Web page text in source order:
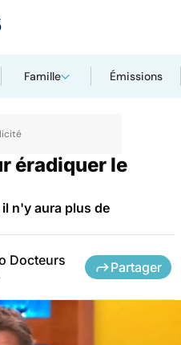
Famille Émissions
éradiquer le
n'y aura plus de
Docteurs Partager